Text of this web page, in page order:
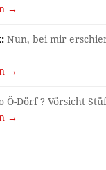
→
Nun, bei mir
→
Ö-Dörf ? Vörsicht
→